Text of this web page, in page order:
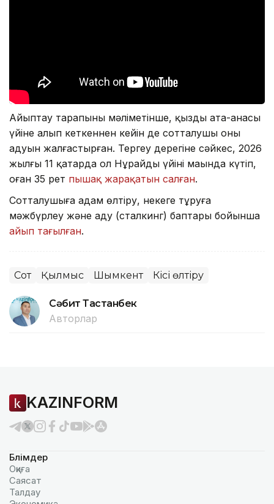
Айыптау тарапының мәліметінше, қызды ата-анасы
үйіне алып кеткеннен кейін де сотталушы оны
аңдуын жалғастырған. Тергеу дерегіне сәйкес, 2026
жылғы 11 қаңтарда ол Нұрайды үйінің маңында күтіп,
оған 35 рет пышақ жарақатын салған.
Сотталушыға адам өлтіру, некеге тұруға
мәжбүрлеу және аңду (сталкинг) баптары бойынша
айып тағылған.
Сот Қылмыс Шымкент Кісі өлтіру
Сәбит Тастанбек
Авторлар
KAZINFORM
Бөлімдер
Оқиға
Саясат
Талдау